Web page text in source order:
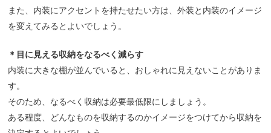
また、内装にアクセントを持たせたい方は、外装と内装のイメージ
を変えてみるとよいでしょう。
＊目に見える収納をなるべく減らす
内装に大きな棚が並んでいると、おしゃれに見えないことがありま
す。
そのため、なるべく収納は必要最低限にしましょう。
ある程度、どんなものを収納するのかイメージをつけてから収納を